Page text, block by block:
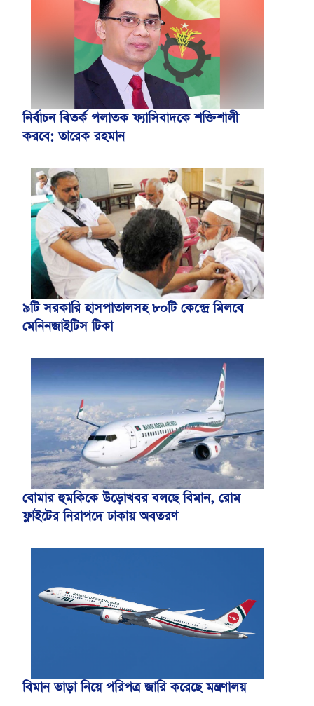
নির্বাচন বিতর্ক পলাতক ফ্যাসিবাদকে শক্তিশালী
করবে: তারেক রহমান
৯টি সরকারি হাসপাতালসহ ৮০টি কেন্দ্রে মিলবে
মেনিনজাইটিস টিকা
বোমার হুমকিকে উড়োখবর বলছে বিমান, রোম
ফ্লাইটের নিরাপদে ঢাকায় অবতরণ
বিমান ভাড়া নিয়ে পরিপত্র জারি করেছে মন্ত্রণালয়